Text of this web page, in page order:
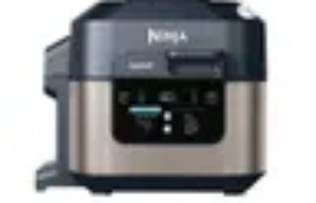
Achat et SélectionAchat et conservationConseils
Recettes
Poissons Frais